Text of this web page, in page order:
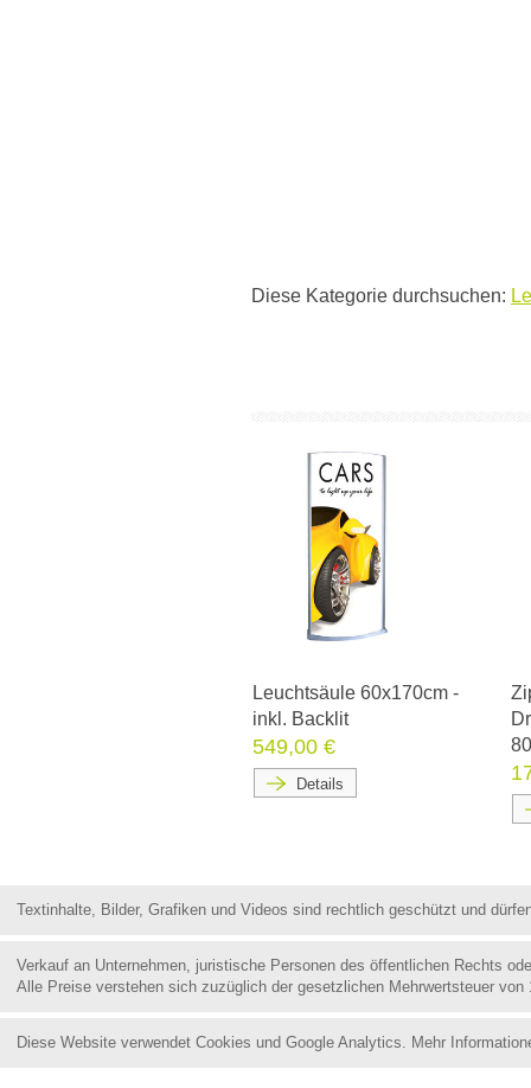
Diese Kategorie durchsuchen:
Leuchtsäule 60x170cm -
inkl. Backlit
549,00 €
Details
Textinhalte, Bilder, Grafiken und Videos sind rechtlich geschützt und
Verkauf an Unternehmen, juristische Personen des öffentlichen Rechts
Alle Preise verstehen sich zuzüglich der gesetzlichen Mehrwertsteuer von
Diese Website verwendet Cookies und Google Analytics. Mehr